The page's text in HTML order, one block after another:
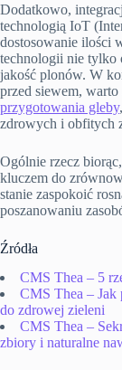
Dodatkowo,
technologią IoT
dostosowanie ilości
technologii nie tylko
jakość plonów. W
przed siewem,
przygotowania gleby
zdrowych i obfitych
Ogólnie rzecz
kluczem do
stanie zaspokoić
poszanowaniu
Źródła
CMS Thea – 5
CMS Thea –
do zdrowej zieleni
CMS Thea –
zbiory i naturalne